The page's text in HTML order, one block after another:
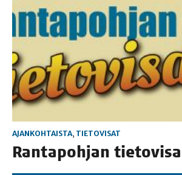
AJANKOHTAISTA, TIETOVISAT
Ran­ta­poh­jan tie­to­vi­sa